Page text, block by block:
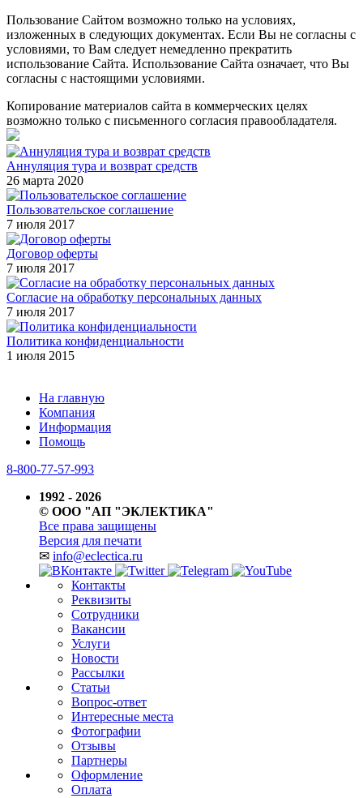
Пользование Сайтом возможно только на условиях,
изложенных в следующих документах. Если Вы не согласны с
условиями, то Вам следует немедленно прекратить
использование Сайта. Использование Сайта означает, что Вы
согласны с настоящими условиями.
Копирование материалов сайта в коммерческих целях
возможно только с письменного согласия правообладателя.
Аннуляция тура и возврат средств
26 марта 2020
Пользовательское соглашение
7 июля 2017
Договор оферты
7 июля 2017
Согласие на обработку персональных данных
7 июля 2017
Политика конфиденциальности
1 июля 2015
На главную
Компания
Информация
Помощь
8-800-77-57-993
1992 - 2026
© ООО "АП "ЭКЛЕКТИКА"
Все права защищены
Версия для печати
✉ info@eclectica.ru
Контакты
Реквизиты
Сотрудники
Вакансии
Услуги
Новости
Рассылки
Статьи
Вопрос-ответ
Интересные места
Фотографии
Отзывы
Партнеры
Оформление
Оплата